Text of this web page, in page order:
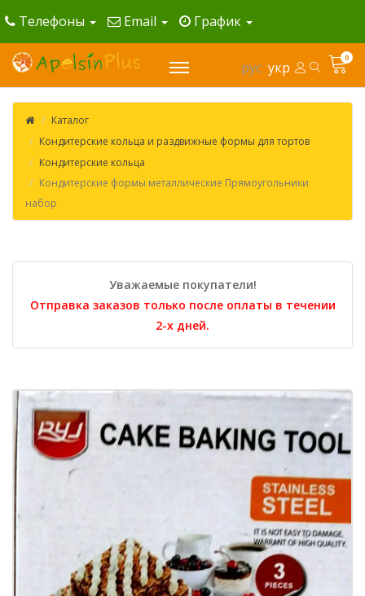
Телефоны Email График
рус укр
0
Каталог
Кондитерские кольца и раздвижные формы для тортов
Кондитерские кольца
Кондитерские формы металлические Прямоугольники
набор
Уважаемые покупатели!
Отправка заказов только после оплаты в течении
2-х дней.